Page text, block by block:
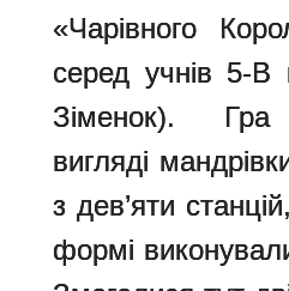
«Чарівного
серед учнів 5-В
Зіменок).
вигляді
з дев’яти
формі